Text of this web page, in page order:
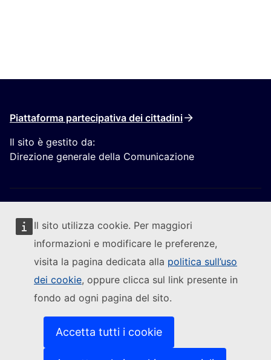
Il sito utilizza cookie. Per maggiori
informazioni e modificare le preferenze,
visita la pagina dedicata alla politica sull’uso
dei cookie, oppure clicca sul link presente in
fondo ad ogni pagina del sito.
Accetta tutti i cookie
Piattaforma partecipativa dei cittadini
Il sito è gestito da:
Direzione generale della Comunicazione
Segui la Commissione europea
Contattaci(Link esterno)
Segnalare una vulnerabilità informatica
Le lingue sui nostri siti web(Link esterno)
(Link esterno)
Politica in materia di privacy
Note legali(Link esterno)